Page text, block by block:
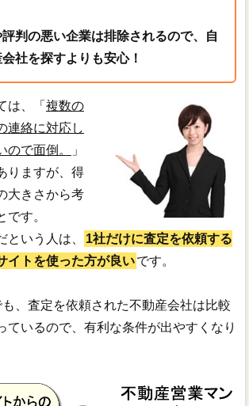
判の悪い企業は排除されるので、自
社を探すよりも安心！
は、「 複数の
連絡に対応し
ので面倒。
」
りますが、得
大きさから考
です。
という人は、
1社だけに査定を依頼する
イトを使った方が良いです。
、査定を依頼された不動産会社は比較
ているので、有利な条件が出やすくなり